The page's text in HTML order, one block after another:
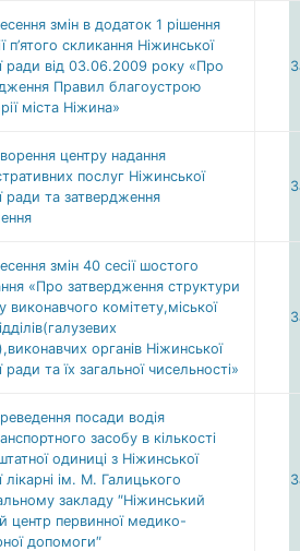
змін в додаток 1 рішення
п’ятого скликання Ніжинської
ради від 03.06.2009 року «Про
Правил благоустрою
міста Ніжина»
центру надання
послуг Ніжинської
ради та затвердження
змін 40 сесії шостого
«Про затвердження структури
виконавчого комітету,міської
органів Ніжинської
ради та їх загальної чисельності»
посади водія
засобу в кількості
одиниці з Ніжинської
лікарні ім. М. Галицького
закладу ″Ніжинський
центр первинної медико-
допомоги″